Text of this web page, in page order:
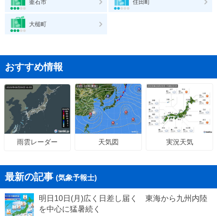
釜石市 住田町
大槌町
おすすめ情報
雨雲レーダー 天気図 実況天気
最新の記事 (気象予報士)
明日10日(月)広く日差し届く 東海から九州内陸
を中心に猛暑続く